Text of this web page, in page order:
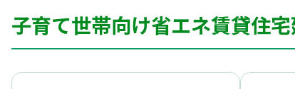
子育て世帯向け省エネ賃貸住